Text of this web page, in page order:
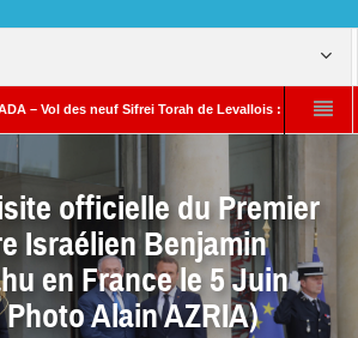
des neuf Sifrei Torah de Levallois : jusqu’à quand le
Netanyahou à l’Iran : « Si vous nous attaquez, notre
officielle du Premier
Israélien Benjamin
en France le 5 Juin
Photo Alain AZRIA)